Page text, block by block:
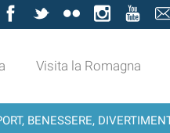
Facebook
TwitterFlickrInstagram
Visita la Romagna
BENESSERE,